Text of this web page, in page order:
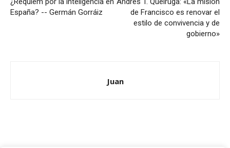
España? -- Germán Gorráiz
de Francisco es renovar el
estilo de convivencia y de
gobierno»
Juan